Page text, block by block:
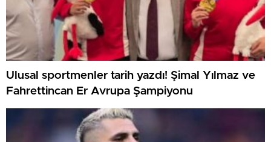
Ulusal sportmenler tarih yazdı! Şimal Yılmaz ve
Fahrettincan Er Avrupa Şampiyonu